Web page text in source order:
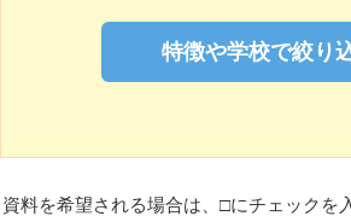
資料を希望される場合は、□にチェックを